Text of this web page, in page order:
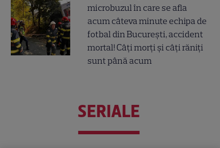
microbuzul în care se afla
acum câteva minute echipa de
fotbal din București, accident
mortal! Câți morți și câți răniți
sunt până acum
SERIALE